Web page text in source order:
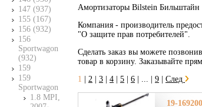
147 (937)
155 (167)
156 (932)
156
Sportwagon
(932)
159
159
Sportwagon
1.8 MPI,
Амортизаторы Bilstein
Компания - производитель
"О защите прав потребителей".
Сделать заказ вы можете
товар в корзину. Заказывайте
1
2 3 4 5 6 ... | 9 След
19-